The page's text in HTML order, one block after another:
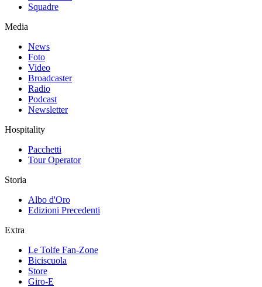
Squadre
Media
News
Foto
Video
Broadcaster
Radio
Podcast
Newsletter
Hospitality
Pacchetti
Tour Operator
Storia
Albo d'Oro
Edizioni Precedenti
Extra
Le Tolfe Fan-Zone
Biciscuola
Store
Giro-E